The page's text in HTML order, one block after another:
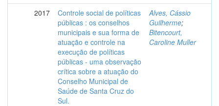
2017
Controle social de políticas
públicas : os conselhos
municipais e sua forma de
atuação e controle na
execução de políticas
públicas - uma observação
crítica sobre a atuação do
Conselho Municipal de
Saúde de Santa Cruz do
Sul.
Alves, Cássio
Guilherme;
Bitencourt,
Caroline Muller